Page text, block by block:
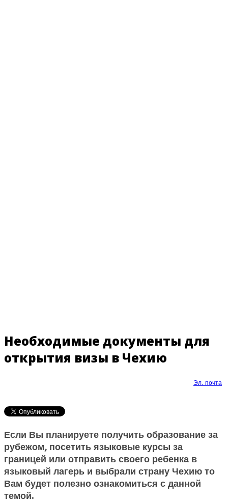
Необходимые документы для
открытия визы в Чехию
Эл. почта
Если Вы планируете получить образование за
рубежом, посетить языковые курсы за
границей или отправить своего ребенка в
языковый лагерь и выбрали страну Чехию то
Вам будет полезно ознакомиться с данной
темой.